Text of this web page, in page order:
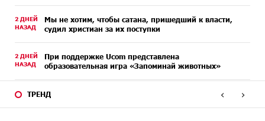
2 ДНЕЙ
НАЗАД
Мы не хотим, чтобы сатана, пришедший к власти,
судил христиан за их поступки
2 ДНЕЙ
НАЗАД
При поддержке Ucom представлена
образовательная игра «Запоминай животных»
3 ДНЕЙ
Армения оказалась на грани исторической
ТРЕНД ‹ ›